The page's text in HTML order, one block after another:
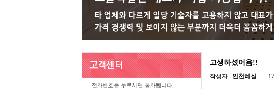
고생하셨어욤!!
작성자 인천혜실